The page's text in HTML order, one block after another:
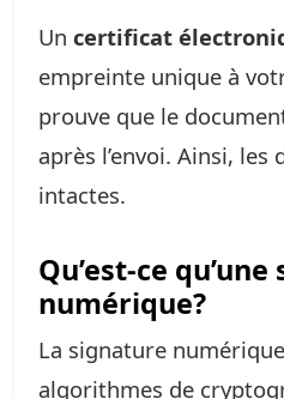
Un certificat
empreinte unique à
prouve que le
après l’envoi. Ainsi,
intactes.
Qu’est-ce
numérique?
La signature
algorithmes de